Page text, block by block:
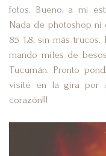
fotos. Bueno, a mi
Nada de photoshop
85 1,8, sin más
mando miles de
Tucumán. Pronto
visité en la gira por
corazón!!!